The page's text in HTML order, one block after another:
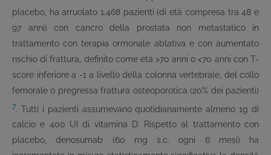
placebo, ha arruolato 1.468 pazienti (di età compresa tra 48 e
97 anni) con cancro della prostata non metastatico in
trattamento con terapia ormonale ablativa e con aumentato
rischio di frattura, definito come età >70 anni o <70 anni con T-
score inferiore a -1 a livello della colonna vertebrale, del collo
femorale o pregressa frattura osteoporotica (20% dei pazienti)
7. Tutti i pazienti assumevano quotidianamente almeno 1g di
calcio e 400 UI di vitamina D. Rispetto al trattamento con
placebo, denosumab (60 mg s.c. ogni 6 mesi) ha